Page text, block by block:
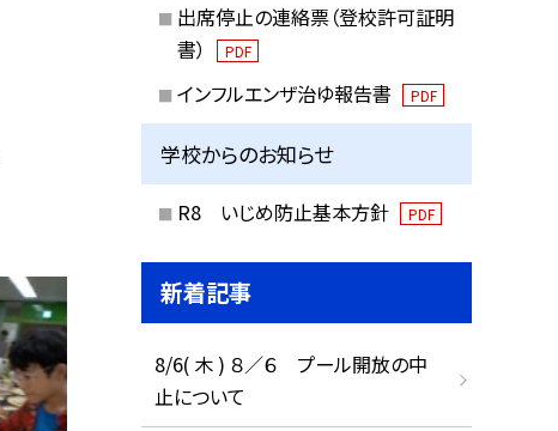
出席停止の連絡票（登校許可証明
書）
PDF
インフルエンザ治ゆ報告書 PDF
学校からのお知らせ
R8 いじめ防止基本方針 PDF
新着記事
8/6( 木 ) ８／６ プール開放の中
止について